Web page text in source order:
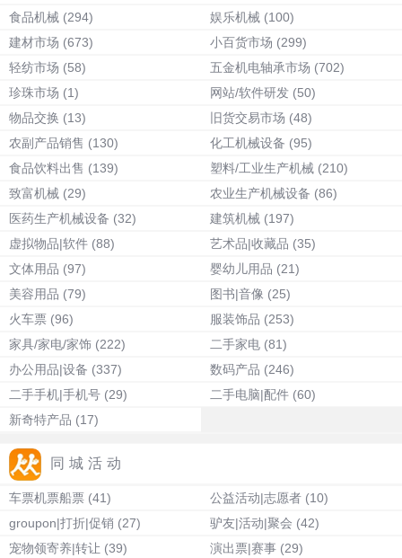
食品机械 (294) 娱乐机械 (100)
建材市场 (673) 小百货市场 (299)
轻纺市场 (58) 五金机电轴承市场 (702)
珍珠市场 (1) 网站/软件研发 (50)
物品交换 (13) 旧货交易市场 (48)
农副产品销售 (130) 化工机械设备 (95)
食品饮料出售 (139) 塑料/工业生产机械 (210)
致富机械 (29) 农业生产机械设备 (86)
医药生产机械设备 (32) 建筑机械 (197)
虚拟物品|软件 (88) 艺术品|收藏品 (35)
文体用品 (97) 婴幼儿用品 (21)
美容用品 (79) 图书|音像 (25)
火车票 (96) 服装饰品 (253)
家具/家电/家饰 (222) 二手家电 (81)
办公用品|设备 (337) 数码产品 (246)
二手手机|手机号 (29) 二手电脑|配件 (60)
新奇特产品 (17)
同城活动
车票机票船票 (41) 公益活动|志愿者 (10)
groupon|打折|促销 (27) 驴友|活动|聚会 (42)
宠物领寄养|转让 (39) 演出票|赛事 (29)